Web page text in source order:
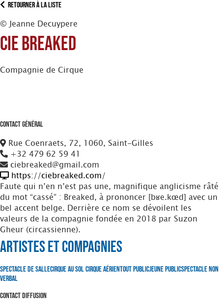
Retourner à la liste
© Jeanne Decuypere
Cie Breaked
Compagnie de Cirque
Contact Général
Rue Coenraets, 72, 1060, Saint-Gilles
+32 479 62 59 41
ciebreaked@gmail.com
https://ciebreaked.com/
Faute qui n’en n’est pas une, magnifique anglicisme râté
du mot “cassé” : Breaked, à prononcer [bʁe.kœd] avec un
bel accent belge. Derrière ce nom se dévoilent les
valeurs de la compagnie fondée en 2018 par Suzon
Gheur (circassienne).
Artistes et Compagnies
Spectacle de SalleCirque au SolCirque AérienTout PublicJeune PublicSpectacle non
verbal
Contact Diffusion